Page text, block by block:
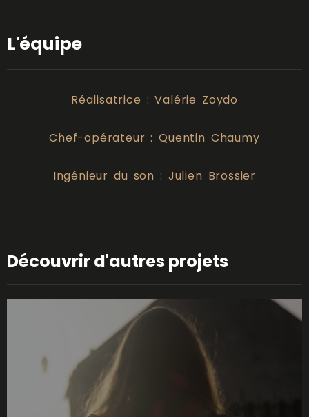
L'équipe
Réalisatrice : Valérie Zoydo
Chef-opérateur : Quentin Chaumy
Ingénieur du son : Julien Brossier
Découvrir d'autres projets
PRIX D'OR
CATÉGORIE "FILM INTERNE" AUX 37EME GRANDS PRIX DE
LA COMMUNICATION